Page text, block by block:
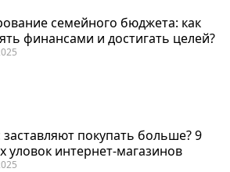
семейного бюджета: как
финансами и достигать целей?
заставляют покупать больше? 9
уловок интернет-магазинов